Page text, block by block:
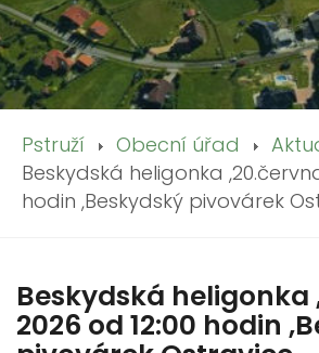
Pstruží Obecní úřad
Beskydská heligonka
hodin ,Beskydský pivovárek
Beskydská heligonka
2026 od 12:00 hodin